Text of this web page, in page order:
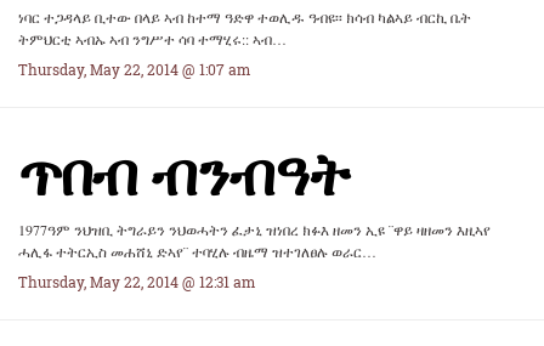
ነባር ተጋዳላይ ቢተው በላይ ኣብ ከተማ ዓድዋ ተወሊዱ ዓብዩ፡፡ ክሳብ ካልኣይ ብርኪ ቤት
ትምህርቲ ኣብኡ ኣብ ንግሥተ ሳባ ተማሂሩ:: ኣብ…
Thursday, May 22, 2014 @ 1:07 am
ጥበብ ብንብዓት
1977ዓም ንህዝቢ ትግራይን ንህወሓትን ፈታኒ ዝነበረ ክፉእ ዘመን ኢዩ ¨ዋይ ዛዘመን እዚኣየ
ሓሊፋ ተትርኢስ መሐሸኒ ድኣየ¨ ተባሂሉ ብዜማ ዝተገለፀሉ ወራር…
Thursday, May 22, 2014 @ 12:31 am